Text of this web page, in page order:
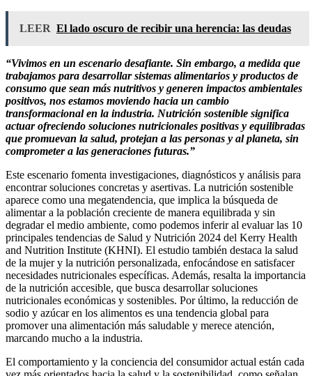
LEER El lado oscuro de recibir una herencia: las deudas
“Vivimos en un escenario desafiante. Sin embargo, a medida que
trabajamos para desarrollar sistemas alimentarios y productos de
consumo que sean más nutritivos y generen impactos ambientales
positivos, nos estamos moviendo hacia un cambio
transformacional en la industria. Nutrición sostenible significa
actuar ofreciendo soluciones nutricionales positivas y equilibradas
que promuevan la salud, protejan a las personas y al planeta, sin
comprometer a las generaciones futuras.”
Este escenario fomenta investigaciones, diagnósticos y análisis para
encontrar soluciones concretas y asertivas. La nutrición sostenible
aparece como una megatendencia, que implica la búsqueda de
alimentar a la población creciente de manera equilibrada y sin
degradar el medio ambiente, como podemos inferir al evaluar las 10
principales tendencias de Salud y Nutrición 2024 del Kerry Health
and Nutrition Institute (KHNI). El estudio también destaca la salud
de la mujer y la nutrición personalizada, enfocándose en satisfacer
necesidades nutricionales específicas. Además, resalta la importancia
de la nutrición accesible, que busca desarrollar soluciones
nutricionales económicas y sostenibles. Por último, la reducción de
sodio y azúcar en los alimentos es una tendencia global para
promover una alimentación más saludable y merece atención,
marcando mucho a la industria.
El comportamiento y la conciencia del consumidor actual están cada